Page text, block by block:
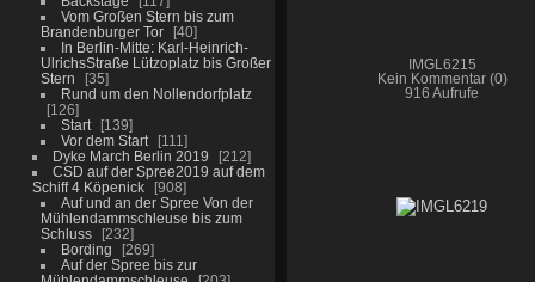
Vom Großen Stern bis zum
Brandenburger Tor
40
In Berlin-Mitte: Karl-Heinrich-
UlrichsStraße Lützoplatz bis Großer
Stern
35
Rund um den Nollendorfplatz
126
Start
139
Vor dem Start
111
Dyke March Berlin 2019
212
CSD auf der Spree2019 auf dem
Schiff 4 Köpenick
908
Auf und an der Spree Von der
Mühlendammschleuse bis zum
Schluss
232
Bording
269
Auf der Spree bis zur
IMGL6215
Kein Kommentar (0)
916 Aufrufe